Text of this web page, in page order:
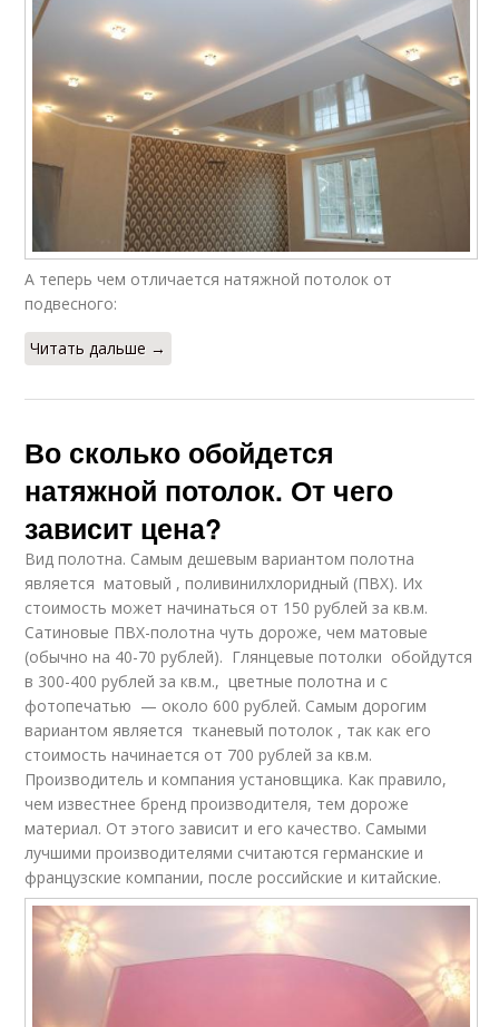
А теперь чем отличается натяжной потолок от
подвесного:
Читать дальше →
Во сколько обойдется
натяжной потолок. От чего
зависит цена?
Вид полотна. Самым дешевым вариантом полотна
является матовый , поливинилхлоридный (ПВХ). Их
стоимость может начинаться от 150 рублей за кв.м.
Сатиновые ПВХ-полотна чуть дороже, чем матовые
(обычно на 40-70 рублей). Глянцевые потолки обойдутся
в 300-400 рублей за кв.м., цветные полотна и с
фотопечатью — около 600 рублей. Самым дорогим
вариантом является тканевый потолок , так как его
стоимость начинается от 700 рублей за кв.м.
Производитель и компания установщика. Как правило,
чем известнее бренд производителя, тем дороже
материал. От этого зависит и его качество. Самыми
лучшими производителями считаются германские и
французские компании, после российские и китайские.